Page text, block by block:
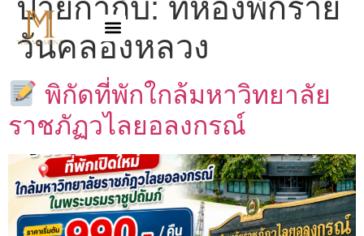
ป้ายกำกับ: ที่ห้องพักราย
วันคลองหลวง
พิกัดที่พักใกล้มหาวิทยาลัย
ราชภัฏวไลยอลงกรณ์